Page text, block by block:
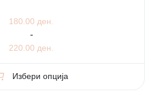
180.00 ден.
-
220.00 ден.
Избери опција